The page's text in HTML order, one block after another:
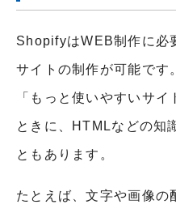
ShopifyはWEB制作に必
サイトの制作が可能です
「もっと使いやすいサ
ときに、HTMLなどの知
ともあります。
たとえば、文字や画像の